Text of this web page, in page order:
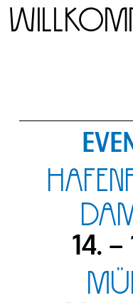
14. -